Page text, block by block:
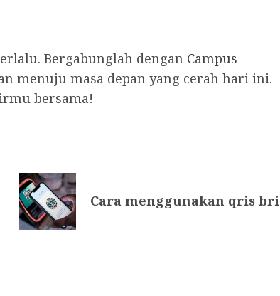
Bergabunglah dengan Campus
menuju masa depan yang cerah hari ini.
bersama!
Cara menggunakan qris bri